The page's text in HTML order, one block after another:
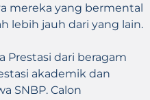
mereka yang bermental
lebih jauh dari yang lain.
Prestasi dari beragam
akademik dan
SNBP. Calon